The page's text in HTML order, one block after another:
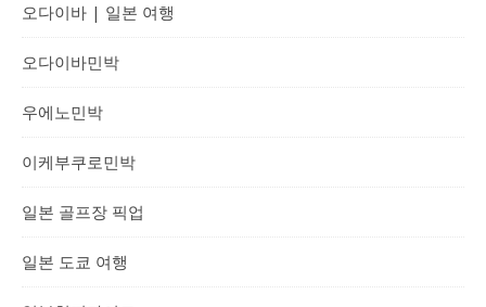
오다이바 | 일본 여행
오다이바민박
우에노민박
이케부쿠로민박
일본 골프장 픽업
일본 도쿄 여행